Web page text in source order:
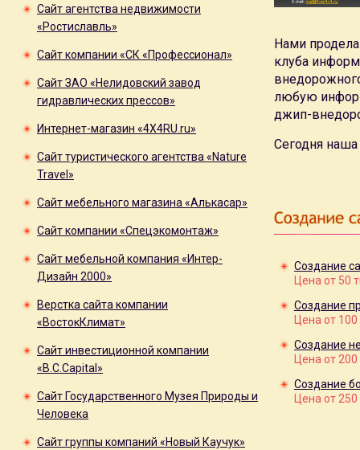
Сайт агентства недвижимости
«Ростиславль»
Сайт компании «СК «Профессионал»
Сайт ЗАО «Нелидовский завод
гидравлических прессов»
Интернет-магазин «4X4RU.ru»
Сайт туристического агентства «Nature
Travel»
Сайт мебельного магазина «Алькасар»
Сайт компании «Спецэкомонтаж»
Сайт мебельной компания «Интер-
Дизайн 2000»
Верстка сайта компании
«ВостокКлимат»
Сайт инвестиционной компании
«B.C.Capital»
Сайт Государственного Музея Природы и
Человека
Сайт группы компаний «Новый Каучук»
Нами
клуба
любую
джип-
Сегодня наша
Создание
Цена от 50
Создание
Цена от
Создание
Цена от
Создание
Цена от